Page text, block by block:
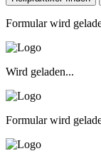
Formular wird
Wird geladen...
Formular wird